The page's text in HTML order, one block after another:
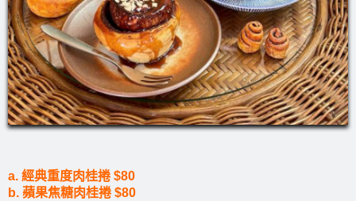
a. 經典重度肉桂捲 $80
b. 蘋果焦糖肉桂捲 $80